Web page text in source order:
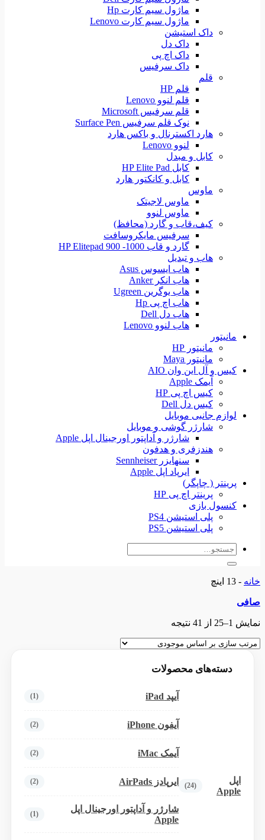
ماژول سیم کارت Hp
ماژول سیم کارت Lenovo
داک استیشن
داک دل
داک اچ پی
داک سرفیس
قلم
قلم HP
قلم لنوو Lenovo
قلم سرفیس Microsoft
نوک قلم سرفیس Surface Pen
هارد اکسترنال و باکس هارد
لنوو Lenovo
کابل و مبدل
کابل HP Elite Pad
کابل و کانکتور هارد
ماوس
ماوس لاجیتک
ماوس لنوو
کیف،قاب و گارد (محافظ)
سرفیس مایکروسافت
گارد و قاب HP Elitepad 900 -1000
هاب و تبدیل
هاب ایسوس Asus
هاب انکر Anker
هاب یوگرین Ugreen
هاب اچ پی Hp
هاب دل Dell
هاب لنوو Lenovo
مانیتور
مانیتور HP
مانیتور Maya
کیس و آل این وان AIO
آیمک Apple
کیس اچ پی HP
کیس دل Dell
لوازم جانبی موبایل
شارژر گوشی و موبایل
شارژر و آداپتور اورجینال اپل Apple
هندزفری و هدفون
سنهایزر Sennheiser
ایرپاد اپل Apple
پرینتر ( چاپگر)
پرینتر اچ پی HP
کنسول بازی
پلی استیشن PS4
پلی استیشن PS5
جستجو
خانه - 13 اینچ
صافی
نمایش 1–25 از 41 نتیجه
دسته‌های محصولات
اپل
Apple
(24)
آیپد iPad (1)
آیفون iPhone (2)
آیمک iMac (2)
ایرپادز AirPads (2)
شارژر و آداپتور اورجینال اپل
Apple
(1)